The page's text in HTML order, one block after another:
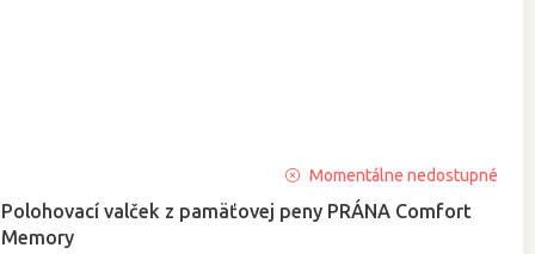
Polohovací valček z pamäťovej peny PRÁNA Comfort
Memory
hodnotenie
produktu
je
Momentálne nedostupné